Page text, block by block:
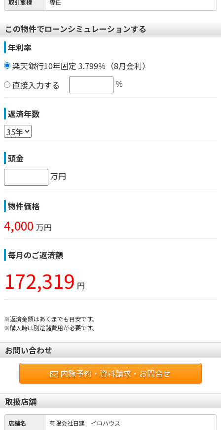
取引態様 専任
この物件でローンシミュレーションする
年利率
楽天銀行10年固定 3.799％（8月金利）
直接入力する
％
返済年数
頭金
万円
物件価格
4,000 万円
毎月のご返済額
172,319 円
※返済金額はあくまでも目安です。
※購入時は別途諸費用が必要です。
お問い合わせ
内覧予約・資料請求・お問合せ
取扱店舗
店舗名 有限会社日建 イロハウス